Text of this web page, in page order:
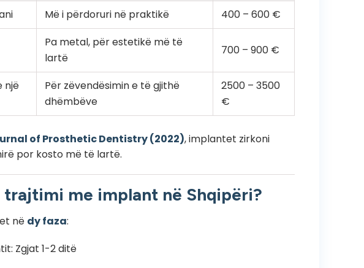
Më i përdoruri në praktikë 400 – 600 €
Pa metal, për estetikë më të
lartë
700 – 900 €
një
Për zëvendësimin e të gjithë
dhëmbëve
2500 – 3500
€
of Prosthetic Dentistry (2022), implantet zirkoni
por kosto më të lartë.
trajtimi me implant në Shqipëri?
në dy faza:
Zgjat 1-2 ditë